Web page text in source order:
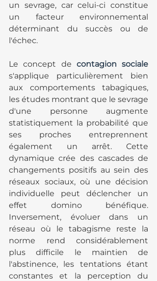
un sevrage, car celui-ci constitue
un facteur environnemental
déterminant du succès ou de
l'échec.
Le concept de contagion sociale
s'applique particulièrement bien
aux comportements tabagiques,
les études montrant que le sevrage
d'une personne augmente
statistiquement la probabilité que
ses proches entreprennent
également un arrêt. Cette
dynamique crée des cascades de
changements positifs au sein des
réseaux sociaux, où une décision
individuelle peut déclencher un
effet domino bénéfique.
Inversement, évoluer dans un
réseau où le tabagisme reste la
norme rend considérablement
plus difficile le maintien de
l'abstinence, les tentations étant
constantes et la perception du